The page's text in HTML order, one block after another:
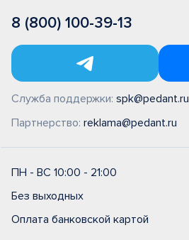
8 (800) 100-39-13
Служба поддержки: spk@pedant.ru
Партнерство: reklama@pedant.ru
ПН - ВС 10:00 - 21:00
Без выходных
Оплата банковской картой